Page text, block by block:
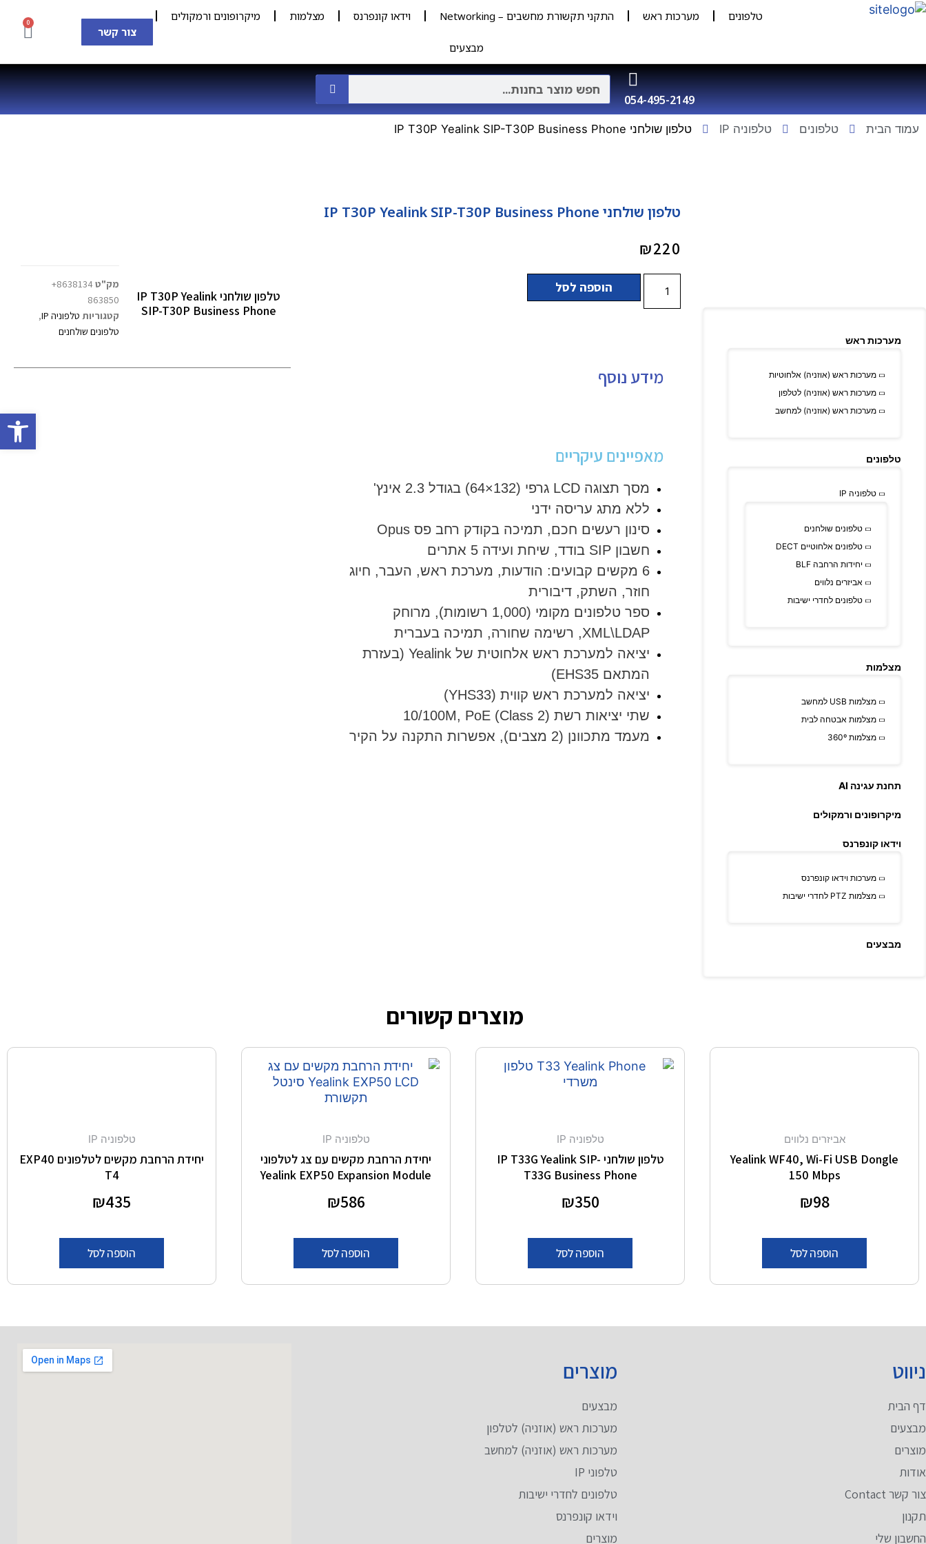
טלפונים מערכות ראש התקני תקשורת מחשבים – Networking וידאו קונפרנס מצלמות מיקרופונים ורמקולים
מבצעים
צור קשר
0
054-495-2149
עמוד הבית טלפונים טלפוניה IP טלפון שולחני IP T30P Yealink SIP-T30P Business Phone
מערכות ראש
מערכות ראש (אוזניה) אלחוטיות
מערכות ראש (אוזניה) לטלפון
מערכות ראש (אוזניה) למחשב
טלפונים
טלפוניה IP
טלפונים שולחנים
טלפונים אלחוטיים DECT
יחידות הרחבה BLF
אביזרים נלווים
טלפונים לחדרי ישיבות
מצלמות
מצלמות USB למחשב
מצלמות אבטחה לבית
מצלמות 360º
תחנת עגינה AI
מיקרופונים ורמקולים
וידאו קונפרנס
מערכות וידאו קונפרנס
מצלמות PTZ לחדרי ישיבות
מבצעים
טלפון שולחני IP T30P Yealink SIP-T30P Business Phone
₪220
הוספה לסל
מידע נוסף
מאפיינים עיקריים
מסך תצוגה LCD גרפי (132×64) בגודל 2.3 אינץ'
ללא מתג עריסה ידני
סינון רעשים חכם, תמיכה בקודק רחב פס Opus
חשבון SIP בודד, שיחת ועידה 5 אתרים
6 מקשים קבועים: הודעות, מערכת ראש, העבר, חיוג
חוזר, השתק, דיבורית
ספר טלפונים מקומי (1,000 רשומות), מרוחק
XML\LDAP, רשימה שחורה, תמיכה בעברית
יציאה למערכת ראש אלחוטית של Yealink (בעזרת
המתאם EHS35)
יציאה למערכת ראש קווית (YHS33)
שתי יציאות רשת 10/100M, PoE (Class 2)
מעמד מתכוונן (2 מצבים), אפשרות התקנה על הקיר
טלפון שולחני IP T30P Yealink
SIP-T30P Business Phone
מק"ט
8638134+
863850
קטגוריות טלפוניה IP
,
טלפונים שולחנים
מוצרים קשורים
אביזרים נלווים
Yealink WF40, Wi-Fi USB Dongle
150 Mbps
₪98
הוספה לסל
טלפוניה IP
טלפון שולחני IP T33G Yealink SIP-
T33G Business Phone
₪350
הוספה לסל
טלפוניה IP
יחידת הרחבת מקשים עם צג לטלפוני
Yealink EXP50 Expansion Module
₪586
הוספה לסל
טלפוניה IP
יחידת הרחבת מקשים לטלפונים EXP40
T4
₪435
הוספה לסל
ניווט
דף הבית
מבצעים
מוצרים
אודות
צור קשר Contact
תקנון
החשבון שלי
מוצרים
מבצעים
מערכות ראש (אוזניה) לטלפון
מערכות ראש (אוזניה) למחשב
טלפוני IP
טלפונים לחדרי ישיבות
וידאו קונפרנס
מוצרים
פתח